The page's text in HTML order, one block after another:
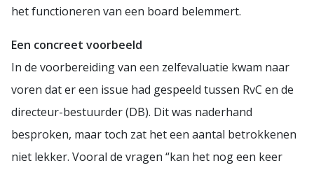
het functioneren van een board belemmert.
Een concreet voorbeeld
In de voorbereiding van een zelfevaluatie kwam naar
voren dat er een issue had gespeeld tussen RvC en de
directeur-bestuurder (DB). Dit was naderhand
besproken, maar toch zat het een aantal betrokkenen
niet lekker. Vooral de vragen “kan het nog een keer